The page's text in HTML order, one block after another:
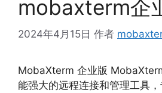
mobaxterm企
2024年4月15日 作者
MobaXterm 企业版
能强大的远程连接和管理工具